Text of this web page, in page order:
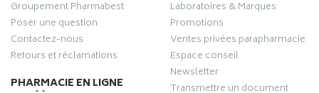
Groupement Pharmabest
Poser une question
Contactez-nous
Retours et réclamations
PHARMACIE EN LIGNE
Laboratoires & Marques
Promotions
Ventes privées parapharmacie
Espace conseil
Newsletter
Transmettre un document